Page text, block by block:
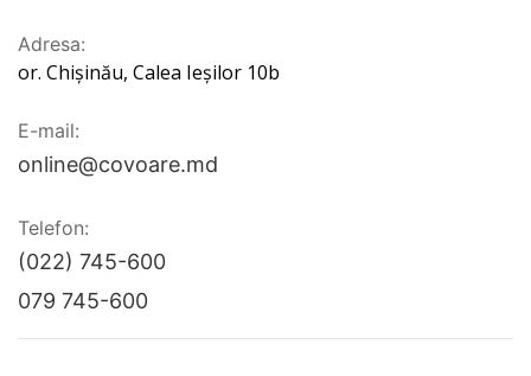
Adresa:
or. Chișinău, Calea Ieșilor 10b
E-mail:
online@covoare.md
Telefon:
(022) 745-600
079 745-600